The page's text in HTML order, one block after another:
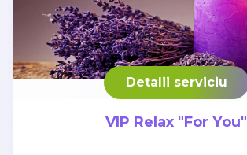
Detalii serviciu
VIP Relax "For You"